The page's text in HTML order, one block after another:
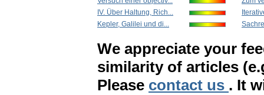
IV. Über Haltung, Rich...
Kepler, Galilei und di...
We appreciate your
similarity of articles
Please contact us . It